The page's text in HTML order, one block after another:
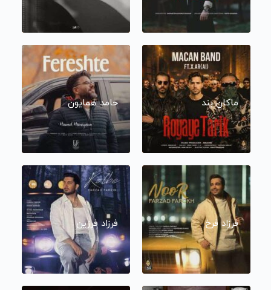
ماکان بند حامد همایون
فرزاد فرخ فرزاد فرزین